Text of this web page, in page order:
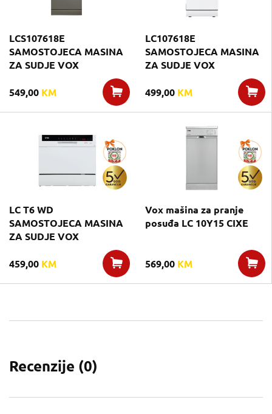
LCS107618E
SAMOSTOJECA MASINA
ZA SUDJE VOX
549,00 KM
LC107618E
SAMOSTOJECA MASINA
ZA SUDJE VOX
499,00 KM
LC T6 WD
SAMOSTOJECA MASINA
ZA SUDJE VOX
459,00 KM
Vox mašina za pranje
posuđa LC 10Y15 CIXE
569,00 KM
Recenzije (0)